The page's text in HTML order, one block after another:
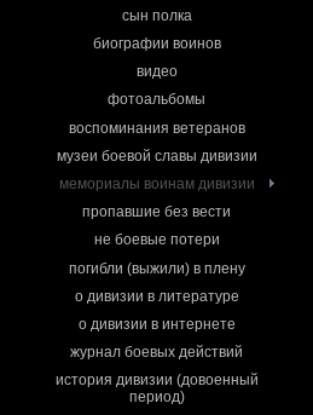
сын полка
биографии воинов
видео
фотоальбомы
воспоминания ветеранов
музеи боевой славы дивизии
мемориалы воинам дивизии
пропавшие без вести
не боевые потери
погибли (выжили) в плену
о дивизии в литературе
о дивизии в интернете
журнал боевых действий
история дивизии (довоенный
период)